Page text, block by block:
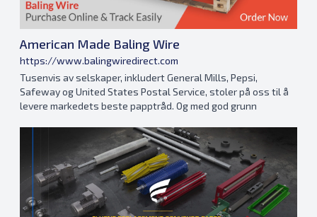
American Made Baling Wire
https://www.balingwiredirect.com
Tusenvis av selskaper, inkludert General Mills, Pepsi,
Safeway og United States Postal Service, stoler på oss til å
levere markedets beste papptråd. Og med god grunn